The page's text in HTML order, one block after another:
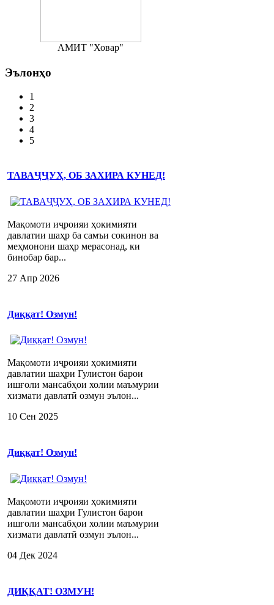
АМИТ "Ховар"
Эълонҳо
1
2
3
4
5
ТАВАҶҶУҲ, ОБ ЗАХИРА КУНЕД!
Мақомоти иҷроияи ҳокимияти
давлатии шаҳр ба самъи сокинон ва
меҳмонони шаҳр мерасонад, ки
бинобар бар...
27 Апр 2026
Диққат! Озмун!
Мақомоти иҷроияи ҳокимияти
давлатии шаҳри Гулистон барои
ишғоли мансабҳои холии маъмурии
хизмати давлатӣ озмун эълон...
10 Сен 2025
Диққат! Озмун!
Мақомоти иҷроияи ҳокимияти
давлатии шаҳри Гулистон барои
ишғоли мансабҳои холии маъмурии
хизмати давлатӣ озмун эълон...
04 Дек 2024
ДИҚҚАТ! ОЗМУН!